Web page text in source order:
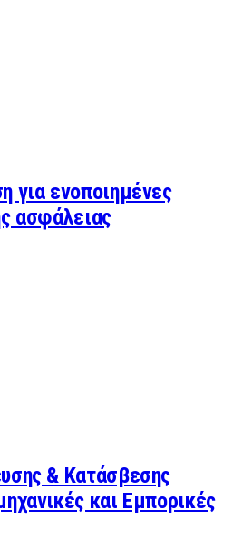
για ενοποιημένες
ασφάλειας
& Κατάσβεσης
και Εμπορικές